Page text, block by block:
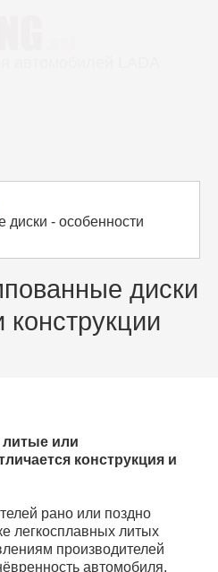
- особенности
диски
конструкции
литые или
конструкция и
рано или поздно
легкосплавных литых
производителей
автомобиля.